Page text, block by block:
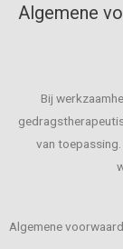
Algemene
Bij
van
Algemene